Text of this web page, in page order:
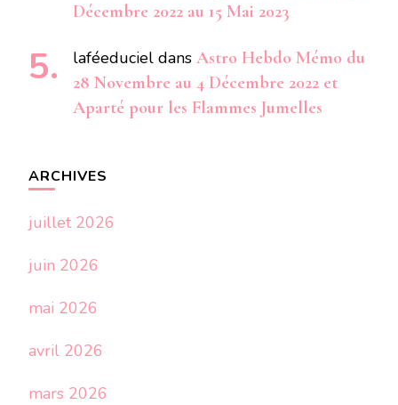
Décembre 2022 au 15 Mai 2023
laféeduciel dans Astro Hebdo Mémo du
28 Novembre au 4 Décembre 2022 et
Aparté pour les Flammes Jumelles
ARCHIVES
juillet 2026
juin 2026
mai 2026
avril 2026
mars 2026